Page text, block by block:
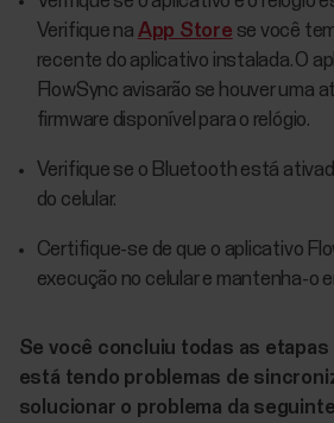
Verifique na App Store se você
recente do aplicativo instalada. O
FlowSync avisarão se houver uma
firmware disponível para o relógio.
Verifique se o Bluetooth está
do celular.
Certifique-se de que o aplicativo
execução no celular e mantenha-o
Se você concluiu todas as etapas
está tendo problemas de
solucionar o problema da